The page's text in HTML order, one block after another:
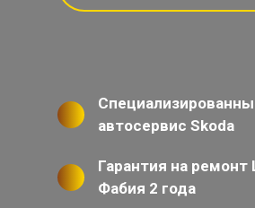
автосервис Skoda
Гарантия на
Фабия 2 года